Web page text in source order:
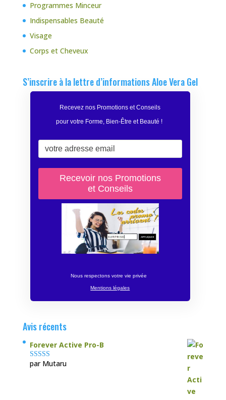
Programmes Minceur
Indispensables Beauté
Visage
Corps et Cheveux
S’inscrire à la lettre d’informations Aloe Vera Gel
Recevez nos Promotions et Conseils
pour votre Forme, Bien-Être et Beauté !
Nous respectons votre vie privée
Mentions légales
Avis récents
Forever Active Pro-B
Note4sur
par Mutaru